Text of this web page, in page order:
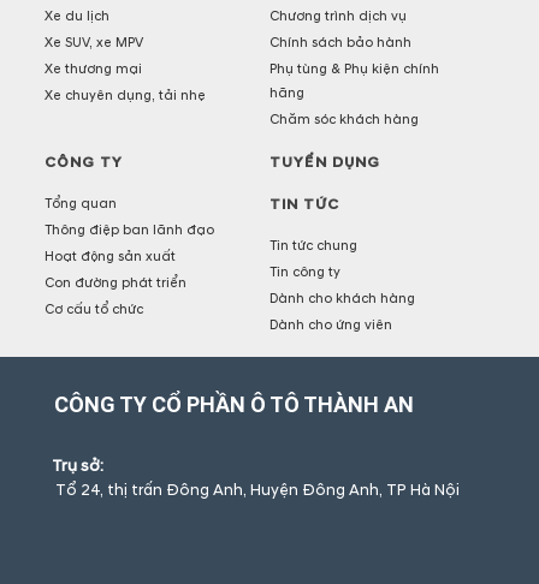
Xe du lịch
Xe SUV, xe MPV
Xe thương mại
Xe chuyên dụng, tải nhẹ
Chương trình dịch vụ
Chính sách bảo hành
Phụ tùng & Phụ kiện chính
hãng
Chăm sóc khách hàng
CÔNG TY
Tổng quan
Thông điệp ban lãnh đạo
Hoạt động sản xuất
Con đường phát triển
Cơ cấu tổ chức
TUYỂN DỤNG
TIN TỨC
Tin tức chung
Tin công ty
Dành cho khách hàng
Dành cho ứng viên
CÔNG TY CỔ PHẦN Ô TÔ THÀNH AN
Trụ sở:
Tổ 24, thị trấn Đông Anh, Huyện Đông Anh, TP Hà Nội